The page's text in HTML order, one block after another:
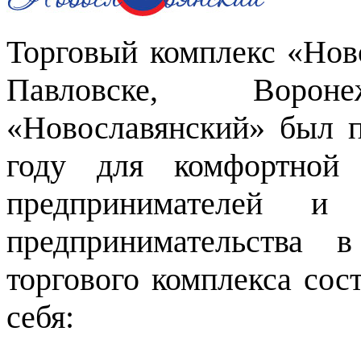
Торговый комплекс
Павловске,
«Новославянский» был
году для комфортной
предпринимателей и
торгового комплекса
себя: